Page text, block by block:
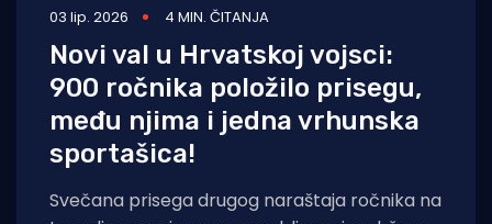
03 lip. 2026 4 MIN. ČITANJA
Novi val u Hrvatskoj vojsci:
900 ročnika položilo prisegu,
među njima i jedna vrhunska
sportašica!
Svečana prisega drugog naraštaja ročnika na